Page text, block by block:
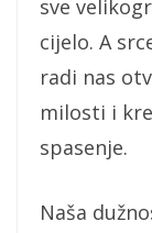
sve
cijelo. A
radi nas
milosti i
spasenje.
Naša